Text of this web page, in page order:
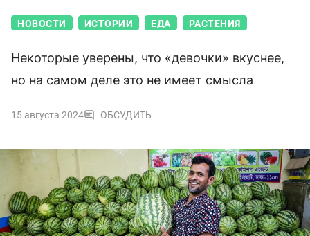
НОВОСТИ ИСТОРИИ ЕДА РАСТЕНИЯ
Некоторые уверены, что «девочки» вкуснее,
но на самом деле это не имеет смысла
15 августа 2024 ОБСУДИТЬ